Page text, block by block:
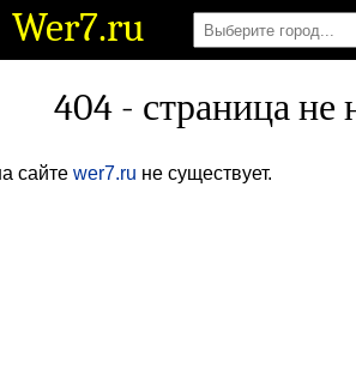
Wer7.ru
404 - страница не
сайте wer7.ru не существует.